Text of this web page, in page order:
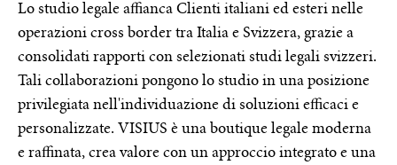
Lo studio legale affianca Clienti italiani ed esteri nelle
operazioni cross border tra Italia e Svizzera, grazie a
consolidati rapporti con selezionati studi legali svizzeri.
Tali collaborazioni pongono lo studio in una posizione
privilegiata nell'individuazione di soluzioni efficaci e
personalizzate. VISIUS è una boutique legale moderna
e raffinata, crea valore con un approccio integrato e una